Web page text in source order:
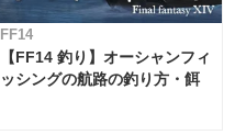
FF14
【FF14 釣り】オーシャンフィ
ッシングの航路の釣り方・餌